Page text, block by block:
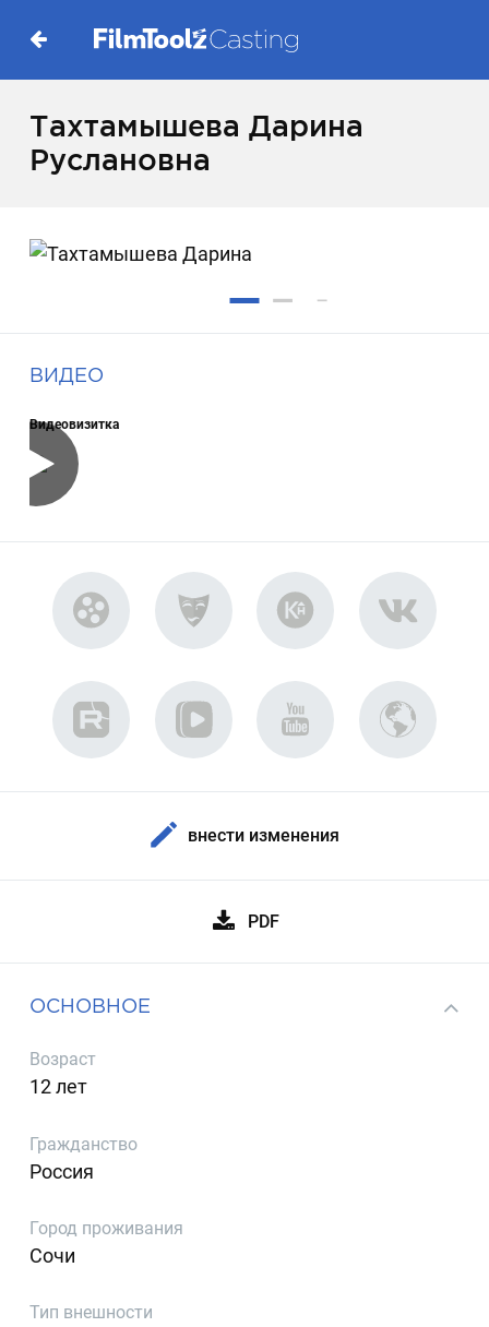
Тахтамышева Дарина
Руслановна
ВИДЕО
Видеовизитка
внести изменения
PDF
ОСНОВНОЕ
Возраст
12 лет
Гражданство
Россия
Город проживания
Сочи
Тип внешности